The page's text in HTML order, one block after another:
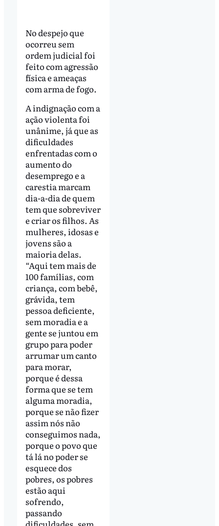
No despejo que
ocorreu sem
ordem judicial foi
feito com agressão
física e ameaças
com arma de fogo.
A indignação com a
ação violenta foi
unânime, já que as
dificuldades
enfrentadas com o
aumento do
desemprego e a
carestia marcam
dia-a-dia de quem
tem que sobreviver
e criar os filhos. As
mulheres, idosas e
jovens são a
maioria delas.
“Aqui tem mais de
100 famílias, com
criança, com bebê,
grávida, tem
pessoa deficiente,
sem moradia e a
gente se juntou em
grupo para poder
arrumar um canto
para morar,
porque é dessa
forma que se tem
alguma moradia,
porque se não fizer
assim nós não
conseguimos nada,
porque o povo que
tá lá no poder se
esquece dos
pobres, os pobres
estão aqui
sofrendo,
passando